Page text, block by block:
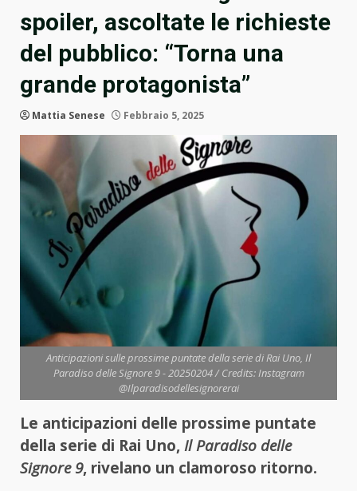
spoiler, ascoltate le richieste
del pubblico: “Torna una
grande protagonista”
Mattia Senese Febbraio 5, 2025
Anticipazioni sulle prossime puntate della serie di Rai Uno, Il
Paradiso delle Signore 9 - 20250204 / Credits: Instagram
@Ilparadisodellesignorerai
Le anticipazioni delle prossime puntate
della serie di Rai Uno,Il Paradiso delle
Signore 9, rivelano un clamoroso ritorno.